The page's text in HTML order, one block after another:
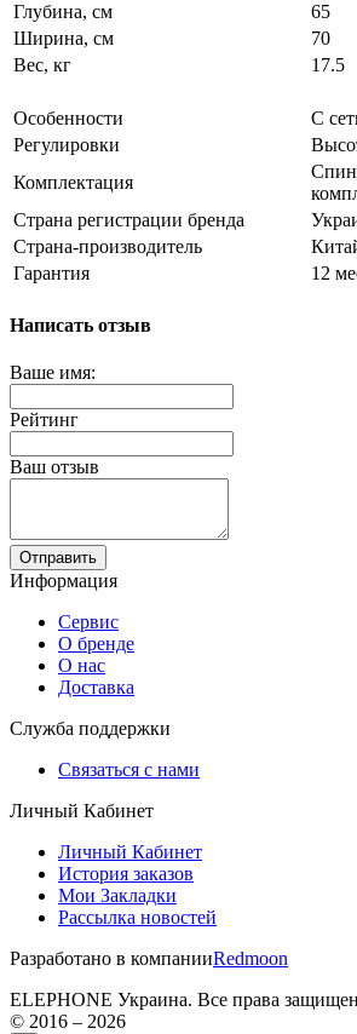
Глубина, см
65
Ширина, см
70
Вес, кг
17.5
Особенности
С
Регулировки
Комплектация
Страна регистрации бренда
Страна-производитель
Гарантия
12
Написать отзыв
Ваше имя:
Рейтинг
Ваш отзыв
Отправить
Информация
Сервис
О бренде
О нас
Доставка
Служба поддержки
Связаться с нами
Личный Кабинет
Личный Кабинет
История заказов
Мои Закладки
Рассылка новостей
Разработано в компанииRedmoon
ELEPHONE Украина. Все права
© 2016 – 2026